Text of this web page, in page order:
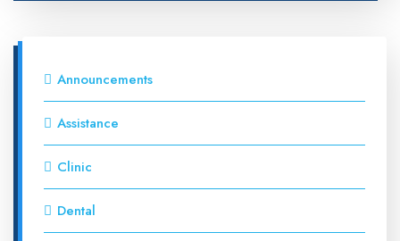
Announcements
Assistance
Clinic
Dental